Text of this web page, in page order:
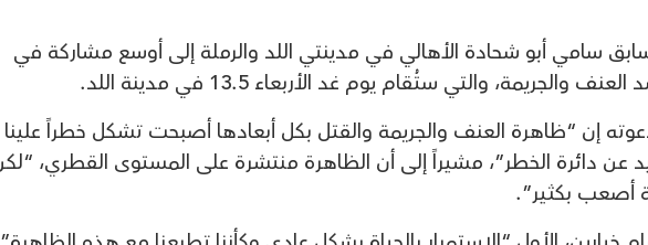
سامي أبو شحادة الأهالي في مدينتي اللد والرملة إلى أوسع مشاركة في
والجريمة، والتي ستُقام يوم غد الأربعاء 13.5 في مدينة اللد.
إن “ظاهرة العنف والجريمة والقتل بكل أبعادها أصبحت تشكل خطراً علينا
عن دائرة الخطر”، مشيراً إلى أن الظاهرة منتشرة على المستوى القطري،
أصعب بكثير”.